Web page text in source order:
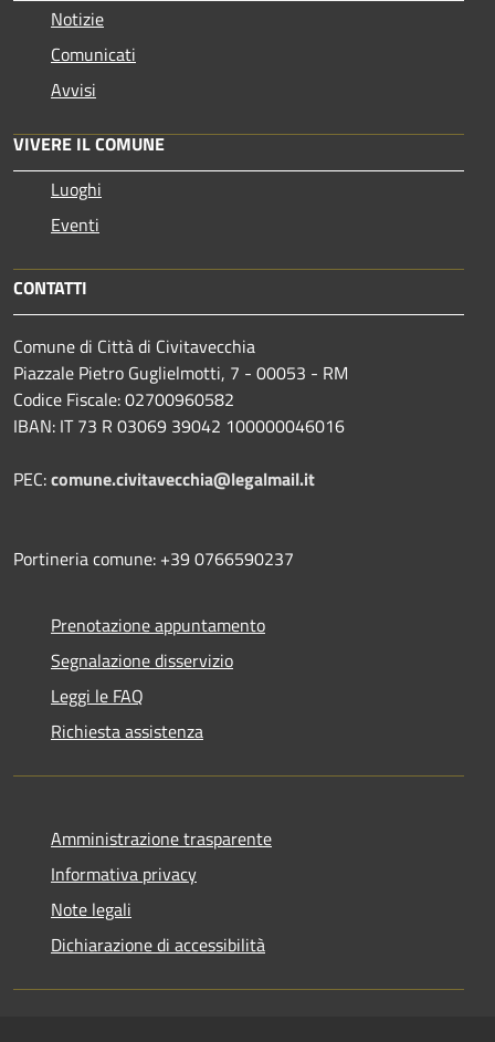
Notizie
Comunicati
Avvisi
VIVERE IL COMUNE
Luoghi
Eventi
CONTATTI
Comune di Città di Civitavecchia
Piazzale Pietro Guglielmotti, 7 - 00053 - RM
Codice Fiscale: 02700960582
IBAN: IT 73 R 03069 39042 100000046016
PEC:comune.civitavecchia@legalmail.it
Portineria comune: +39 0766590237
Prenotazione appuntamento
Segnalazione disservizio
Leggi le FAQ
Richiesta assistenza
Amministrazione trasparente
Informativa privacy
Note legali
Dichiarazione di accessibilità